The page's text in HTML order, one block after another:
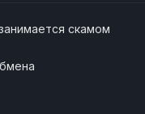
скамом